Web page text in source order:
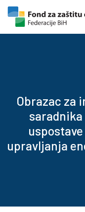
Skip to content
Skip to footer
Obrazac za
saradnika
upravljanja